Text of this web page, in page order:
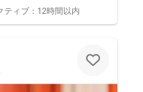
ティブ： 12時間以内